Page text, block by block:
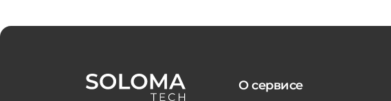
О сервисе